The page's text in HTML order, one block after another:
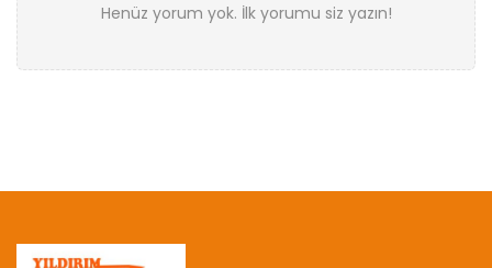
Henüz yorum yok. İlk yorumu siz yazın!